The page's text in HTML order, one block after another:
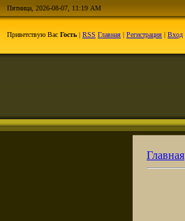
Пятница, 2026-08-07, 11:19 AM
Приветствую Вас Гость | RSS Главная | Регистрация | Вход
Главная